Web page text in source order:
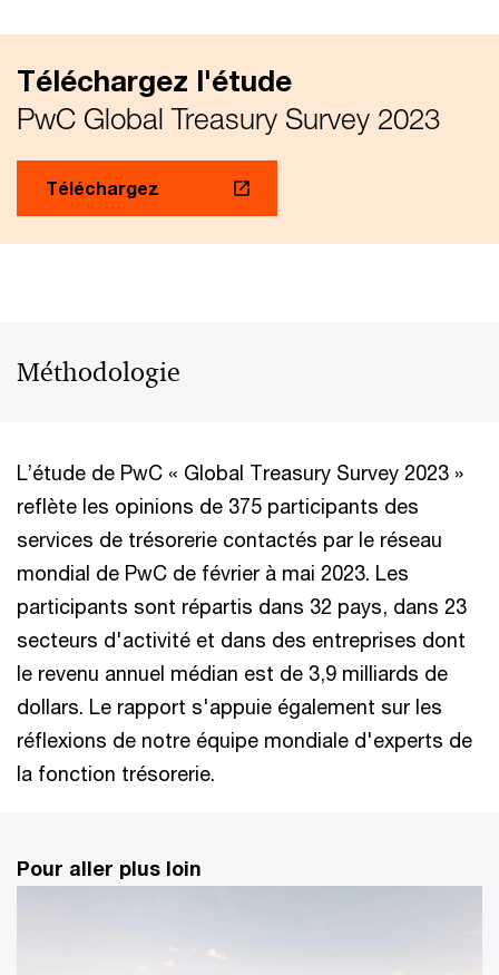
Téléchargez l'étude
PwC Global Treasury Survey 2023
Téléchargez
Méthodologie
L’étude de PwC « Global Treasury Survey 2023 »
reflète les opinions de 375 participants des
services de trésorerie contactés par le réseau
mondial de PwC de février à mai 2023. Les
participants sont répartis dans 32 pays, dans 23
secteurs d'activité et dans des entreprises dont
le revenu annuel médian est de 3,9 milliards de
dollars. Le rapport s'appuie également sur les
réflexions de notre équipe mondiale d'experts de
la fonction trésorerie.
Pour aller plus loin